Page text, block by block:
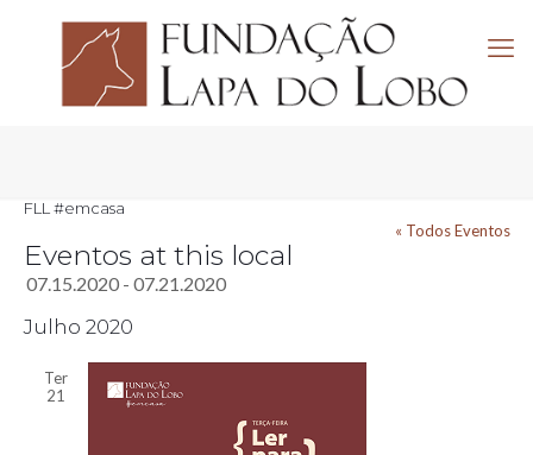
FLL #emcasa
« Todos Eventos
Eventos at this local
07.15.2020 - 07.21.2020
a
Julho 2020
Ter
21